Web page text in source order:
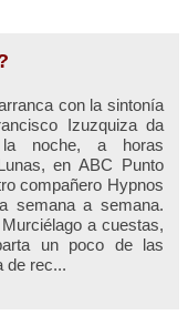
con la sintonía
Izuzquiza da
noche, a horas
en ABC Punto
compañero Hypnos
semana a semana.
a cuestas,
un poco de las
de rec...